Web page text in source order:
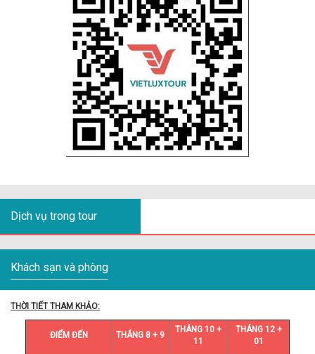
Dịch vụ trong tour
Khách sạn và phòng
THỜI TIẾT THAM KHẢO:
ĐIỂM ĐẾN THÁNG 8 + 9
THÁNG 10 +
11
THÁNG 12 +
01